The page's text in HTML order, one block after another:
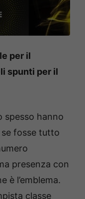
per il
spunti per il
spesso hanno
fosse tutto
presenza con
è l’emblema.
classe